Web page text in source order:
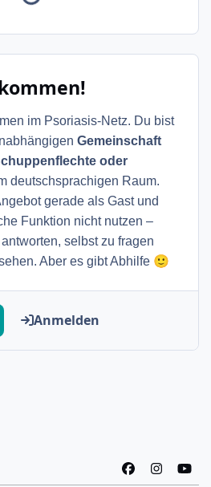
im Psoriasis-Netz. Du bist
Gemeinschaft
oder
deutschsprachigen Raum.
gerade als Gast und
Funktion nicht nutzen –
selbst zu fragen
Aber es gibt Abhilfe 🙂
Anmelden
a
n
o